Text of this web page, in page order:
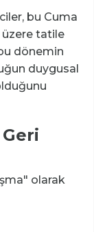
bu Cuma
tatile
dönemin
duygusal
olarak